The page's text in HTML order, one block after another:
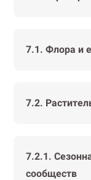
7.1. Флора и
7.2.
7.2.1.
сообществ